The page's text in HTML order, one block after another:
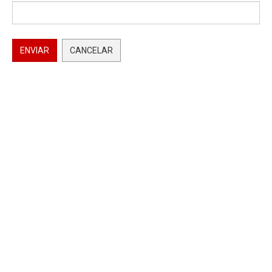
ENVIAR CANCELAR